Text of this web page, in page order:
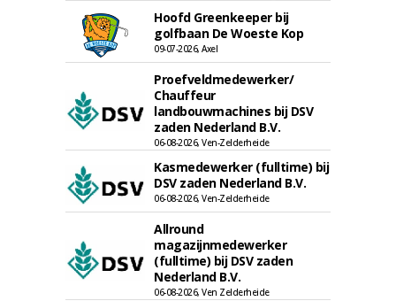
Hoofd Greenkeeper bij
golfbaan De Woeste Kop
09-07-2026, Axel
Proefveldmedewerker/
Chauffeur
landbouwmachines bij DSV
zaden Nederland B.V.
06-08-2026, Ven-Zelderheide
Kasmedewerker (fulltime) bij
DSV zaden Nederland B.V.
06-08-2026, Ven-Zelderheide
Allround
magazijnmedewerker
(fulltime) bij DSV zaden
Nederland B.V.
06-08-2026, Ven Zelderheide